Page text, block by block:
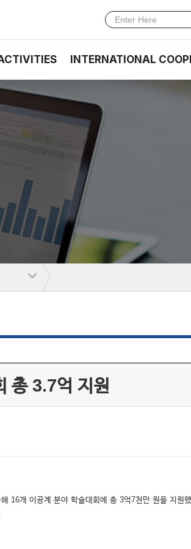
INTERNATIONAL
총 3.7억 지원
16개 이공계 분야 학술대회에 총 3억7천만 원을 지원